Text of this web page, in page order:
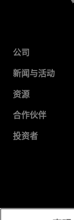
公司
关于 AMD
企业责任
就业机会
联系我们
新闻与活动
新闻中心
媒体库
资源
开发中心
成功案例
合作伙伴
AMD 合作伙伴中心
投资者
SEC 报告